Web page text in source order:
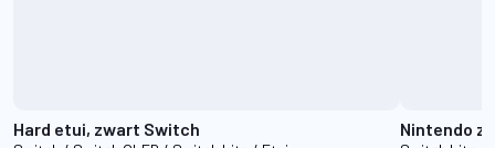
Hard etui, zwart Switch Nintendo